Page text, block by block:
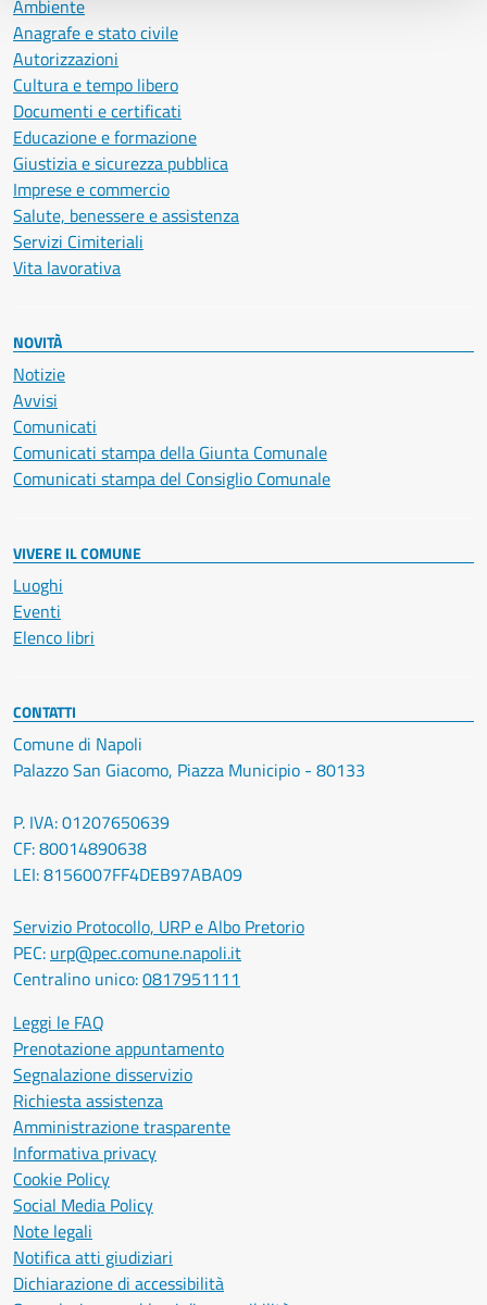
Ambiente
Anagrafe e stato civile
Autorizzazioni
Cultura e tempo libero
Documenti e certificati
Educazione e formazione
Giustizia e sicurezza pubblica
Imprese e commercio
Salute, benessere e assistenza
Servizi Cimiteriali
Vita lavorativa
NOVITÀ
Notizie
Avvisi
Comunicati
Comunicati stampa della Giunta Comunale
Comunicati stampa del Consiglio Comunale
VIVERE IL COMUNE
Luoghi
Eventi
Elenco libri
CONTATTI
Comune di Napoli
Palazzo San Giacomo, Piazza Municipio - 80133
P. IVA: 01207650639
CF: 80014890638
LEI: 8156007FF4DEB97ABA09
Servizio Protocollo, URP e Albo Pretorio
PEC: urp@pec.comune.napoli.it
Centralino unico:0817951111
Leggi le FAQ
Prenotazione appuntamento
Segnalazione disservizio
Richiesta assistenza
Amministrazione trasparente
Informativa privacy
Cookie Policy
Social Media Policy
Note legali
Notifica atti giudiziari
Dichiarazione di accessibilità